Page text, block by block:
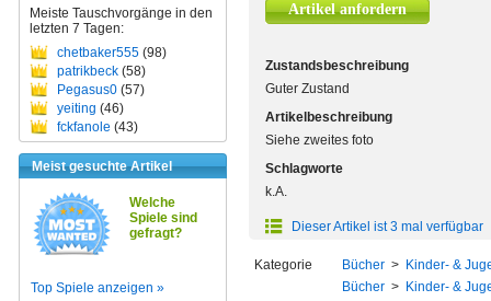
Meiste Tauschvorgänge in den
letzten 7 Tagen:
chetbaker555 (98)
patrikbeck (58)
Pegasus0 (57)
yeiting (46)
fckfanole (43)
Meist gesuchte Artikel
Welche
Spiele sind
gefragt?
Top Spiele anzeigen »
Artikel anfordern
Zustandsbeschreibung
Guter Zustand
Artikelbeschreibung
Siehe zweites foto
Schlagworte
k.A.
Dieser Artikel ist 3 mal verfügbar
Kategorie Bücher > Kinder- &
Bücher > Kinder- &